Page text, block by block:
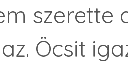
szerette
Öcsit